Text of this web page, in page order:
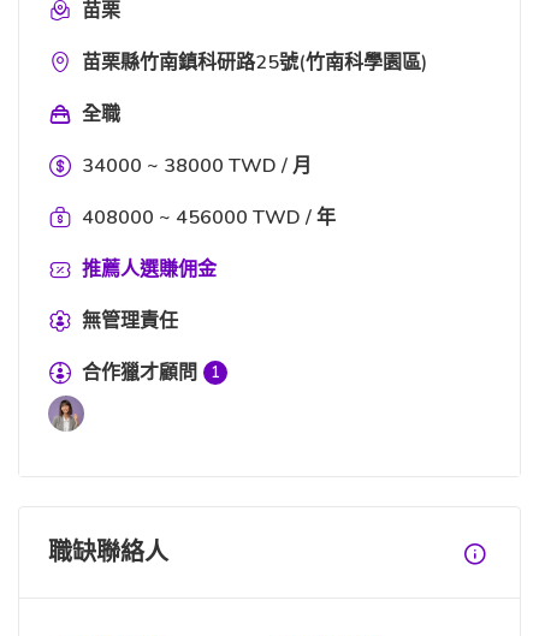
苗栗
苗栗縣竹南鎮科研路25號(竹南科學園區)
全職
34000 ~ 38000 TWD / 月
408000 ~ 456000 TWD / 年
推薦人選賺佣金
無管理責任
合作獵才顧問
1
職缺聯絡人